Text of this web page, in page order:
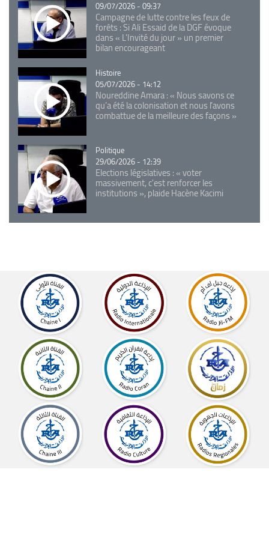
09/07/2026 - 09:37
Campagne de lutte contre les feux de
forêts : Si Ali Essaid de la DGF évoque
dans « L'Invité du jour » un premier
bilan encourageant
Catégorie
Histoire
05/07/2026 - 14:12
Noureddine Amara : « Nous savons ce
qu’a été la colonisation et nous l’avons
combattue de la meilleure des façons »
Catégorie
Politique
29/06/2026 - 12:39
Elections législatives : « voter
massivement, c'est renforcer les
institutions », plaide Hacène Kacimi